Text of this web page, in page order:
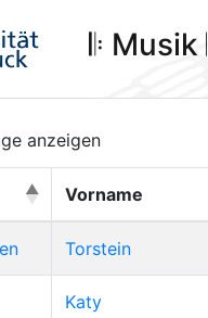
𝄆 Musik 𝄀
anzeigen
Vorname
Torstein
Katy